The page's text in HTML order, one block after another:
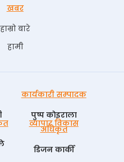
खबर
हाम्रो बारे
हामी
कार्यकारी सम्पादक
पुष्प काेइराला
व्यापार विकास
अधिकृत
डिजन कार्की